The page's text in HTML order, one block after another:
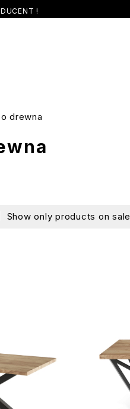
!
drewna
Show only products on sale